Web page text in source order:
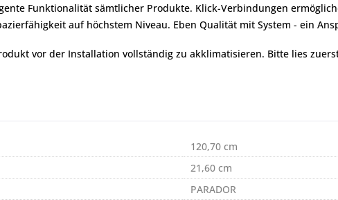
Funktionalität sämtlicher Produkte. Klick-Verbindungen
auf höchstem Niveau. Eben Qualität mit System - ein
vor der Installation vollständig zu akklimatisieren. Bitte lies
120,70 cm
21,60 cm
PARADOR